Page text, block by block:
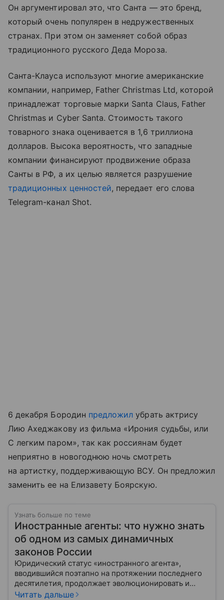
Он аргументировал это, что Санта — это бренд,
который очень популярен в недружественных
странах. При этом он заменяет собой образ
традиционного русского Деда Мороза.
Санта-Клауса используют многие американские
компании, например, Father Christmas Ltd, которой
принадлежат торговые марки Santa Claus, Father
Christmas и Cyber Santa. Стоимость такого
товарного знака оценивается в 1,6 триллиона
долларов. Высока вероятность, что западные
компании финансируют продвижение образа
Санты в РФ, а их целью является разрушение
традиционных ценностей, передает его слова
Telegram-канал Shot.
6 декабря Бородин предложил убрать актрису
Лию Ахеджакову из фильма «Ирония судьбы, или
С легким паром», так как россиянам будет
неприятно в новогоднюю ночь смотреть
на артистку, поддерживающую ВСУ. Он предложил
заменить ее на Елизавету Боярскую.
Узнать больше по теме
Иностранные агенты: что нужно знать
об одном из самых динамичных
законов России
Юридический статус «иностранного агента»,
вводившийся поэтапно на протяжении последнего
десятилетия, продолжает эволюционировать и
оказывать существенное влияние на деятельность
Читать дальше